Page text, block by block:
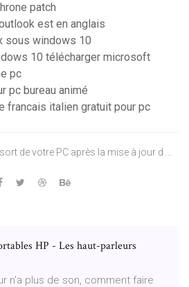
patch
est en anglais
sous windows 10
10 télécharger microsoft
pc
pc bureau animé
francais italien gratuit pour pc
de votre PC après la mise à jour d ...
HP - Les haut-parleurs
n'a plus de son, comment faire